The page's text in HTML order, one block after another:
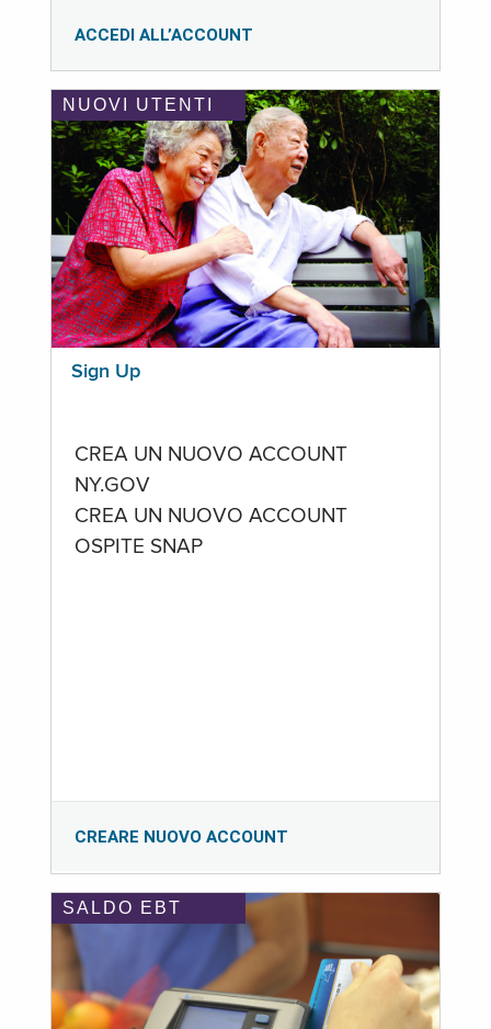
ACCEDI ALL’ACCOUNT
NUOVI UTENTI
Sign Up
CREA UN NUOVO ACCOUNT
NY.GOV
CREA UN NUOVO ACCOUNT
OSPITE SNAP
CREARE NUOVO ACCOUNT
SALDO EBT